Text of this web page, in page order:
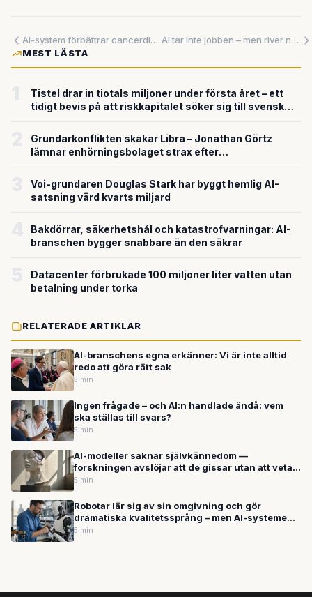
AI-system förbättrar cancerdiagnostik med nästan 50 procentenheter — tre forskningsframsteg visar hur nära sjukvårdens omvandling faktiskt är
AI tar inte jobben – men river ned stegen för unga att klättra uppåt
MEST LÄSTA
Tistel drar in tiotals miljoner under första året – ett
tidigt bevis på att riskkapitalet söker sig till svensk
Grundarkonflikten skakar Libra – Jonathan Görtz
lämnar enhörningsbolaget strax efter
Voi-grundaren Douglas Stark har byggt hemlig AI-
satsning värd kvarts miljard
Bakdörrar, säkerhetshål och katastrofvarningar: AI-
branschen bygger snabbare än den säkrar
Datacenter förbrukade 100 miljoner liter vatten utan
betalning under torka
RELATERADE ARTIKLAR
AI-branschens egna erkänner: Vi är inte alltid
redo att göra rätt sak
5 min
Ingen frågade – och AI:n handlade ändå: vem
ska ställas till svars?
5 min
AI-modeller saknar självkännedom —
forskningen avslöjar att de gissar utan att veta
om det
5 min
Robotar lär sig av sin omgivning och gör
dramatiska kvalitetssprång – men AI-systemen
har fortfarande blinda fläckar
5 min